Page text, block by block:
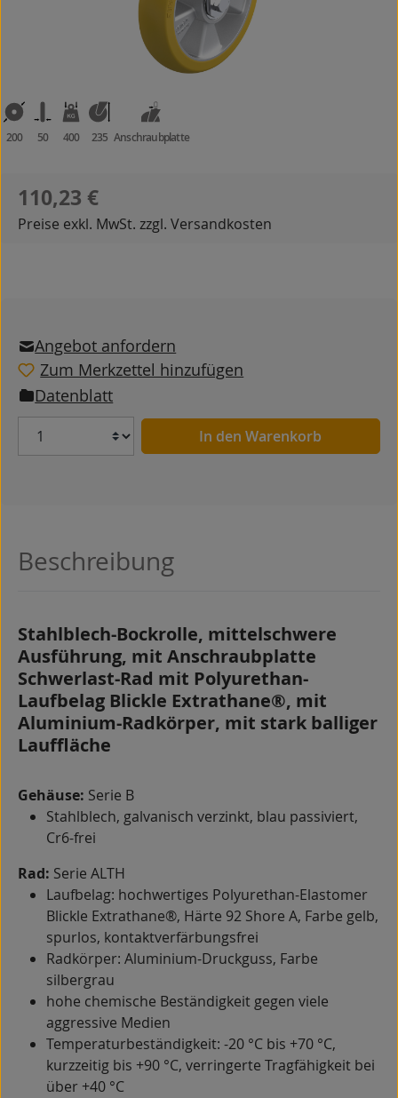
200 50 400 235 Anschraubplatte
Regulärer Preis:
110,23 €
Preise exkl. MwSt. zzgl. Versandkosten
Angebot anfordern
Zum Merkzettel hinzufügen
Datenblatt
Anzahl In den Warenkorb
Beschreibung
Stahlblech-Bockrolle, mittelschwere
Ausführung, mit Anschraubplatte
Schwerlast-Rad mit Polyurethan-
Laufbelag Blickle Extrathane®, mit
Aluminium-Radkörper, mit stark balliger
Lauffläche
Gehäuse: Serie B
Stahlblech, galvanisch verzinkt, blau passiviert,
Cr6-frei
Rad: Serie ALTH
Laufbelag: hochwertiges Polyurethan-Elastomer
Blickle Extrathane®, Härte 92 Shore A, Farbe gelb,
spurlos, kontaktverfärbungsfrei
Radkörper: Aluminium-Druckguss, Farbe
silbergrau
hohe chemische Beständigkeit gegen viele
aggressive Medien
Temperaturbeständigkeit: -20 °C bis +70 °C,
kurzzeitig bis +90 °C, verringerte Tragfähigkeit bei
über +40 °C